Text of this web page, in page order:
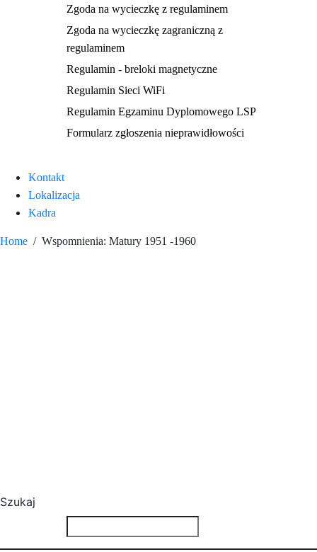
Zgoda na wycieczkę z regulaminem
Zgoda na wycieczkę zagraniczną z
regulaminem
Regulamin - breloki magnetyczne
Regulamin Sieci WiFi
Regulamin Egzaminu Dyplomowego LSP
Formularz zgłoszenia nieprawidłowości
Kontakt
Lokalizacja
Kadra
Home Wspomnienia: Matury 1951 -1960
Szukaj